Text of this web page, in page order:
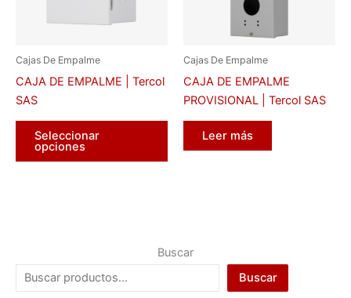
Cajas De Empalme
CAJA DE EMPALME | Tercol
SAS
Seleccionar
opciones
Este
producto
tiene
se
elegir
Cajas De Empalme
CAJA DE EMPALME
PROVISIONAL | Tercol SAS
Leer más
Buscar
Buscar